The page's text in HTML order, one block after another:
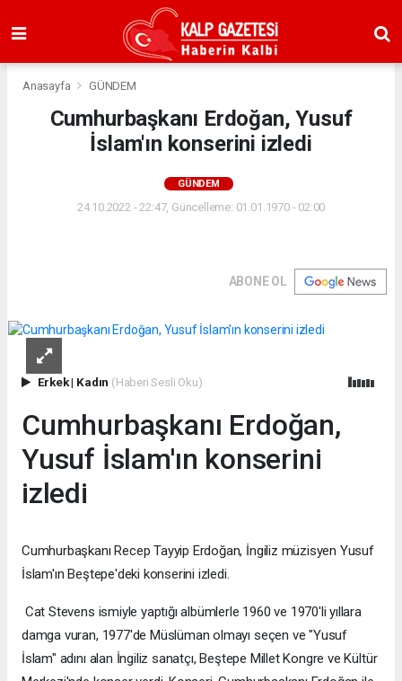
Anasayfa GÜNDEM
Cumhurbaşkanı Erdoğan, Yusuf
İslam'ın konserini izledi
GÜNDEM
24.10.2022 - 22:47, Güncelleme: 01.01.1970 - 02:00
ABONE OL
Erkek| Kadın (Haberi Sesli Oku)
Cumhurbaşkanı Erdoğan,
Yusuf İslam'ın konserini
izledi
Cumhurbaşkanı Recep Tayyip Erdoğan, İngiliz müzisyen Yusuf
İslam'ın Beştepe'deki konserini izledi.
Cat Stevens ismiyle yaptığı albümlerle 1960 ve 1970'li yıllara
damga vuran, 1977'de Müslüman olmayı seçen ve "Yusuf
İslam" adını alan İngiliz sanatçı, Beştepe Millet Kongre ve Kültür